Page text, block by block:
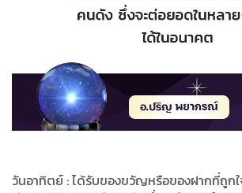
วันอาทิตย์ : ได้รับของขวัญหรือของฝากที่ถูก